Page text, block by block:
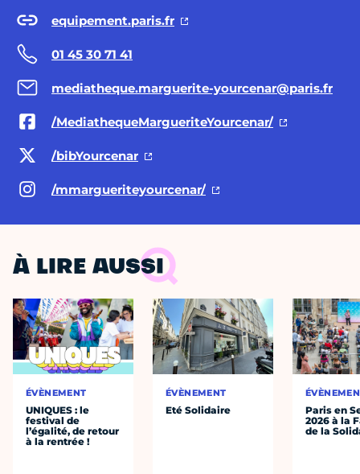
equipement.paris.fr
01 45 30 71 41
mediatheque.marguerite-yourcenar@paris.fr
/MediathequeMargueriteYourcenar/
/bibYourcenar
/mmargueriteyourcenar/
À LIRE AUSSI
ÉVÈNEMENT
UNIQUES : le
festival de
l’égalité, de retour
à la rentrée !
ÉVÈNEMENT
Eté Solidaire
Paris en
2026 à la
de la